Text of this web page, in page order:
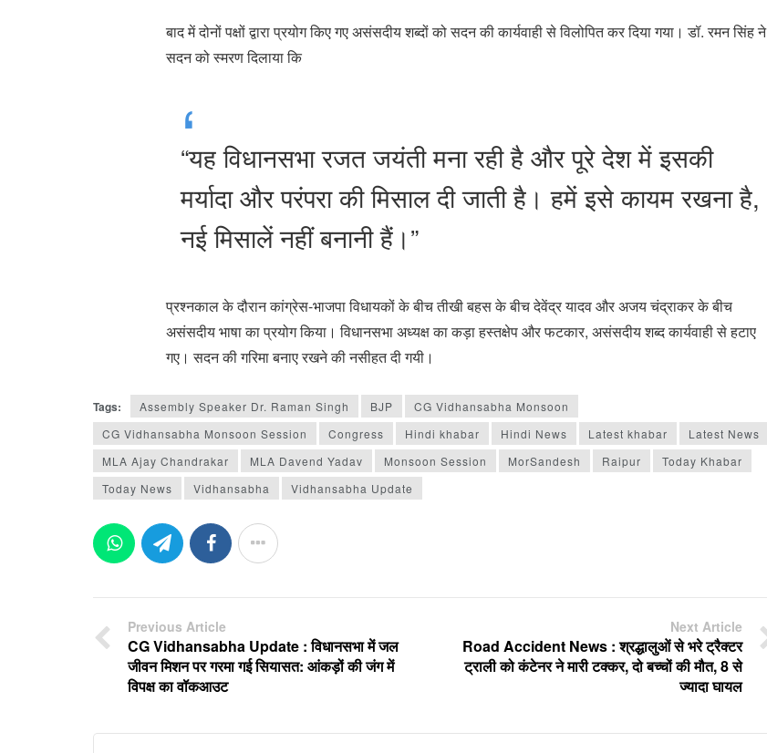
बाद में दोनों पक्षों द्वारा प्रयोग किए गए असंसदीय शब्दों को सदन की कार्यवाही से विलोपित कर दिया गया। डॉ. रमन सिंह ने
सदन को स्मरण दिलाया कि
“यह विधानसभा रजत जयंती मना रही है और पूरे देश में इसकी
मर्यादा और परंपरा की मिसाल दी जाती है। हमें इसे कायम रखना है,
नई मिसालें नहीं बनानी हैं।”
प्रश्नकाल के दौरान कांग्रेस-भाजपा विधायकों के बीच तीखी बहस के बीच देवेंद्र यादव और अजय चंद्राकर के बीच
असंसदीय भाषा का प्रयोग किया। विधानसभा अध्यक्ष का कड़ा हस्तक्षेप और फटकार, असंसदीय शब्द कार्यवाही से हटाए
गए। सदन की गरिमा बनाए रखने की नसीहत दी गयी।
Tags: Assembly Speaker Dr. Raman Singh BJP
CG Vidhansabha Monsoon
CG Vidhansabha Monsoon Session
Congress Hindi khabar Hindi News Latest khabar
Latest News
MLA Ajay Chandrakar
MLA Davend Yadav Monsoon Session MorSandesh Raipur
Today Khabar
Today News
Vidhansabha Vidhansabha Update
Previous Article
CG Vidhansabha Update : विधानसभा में जल
जीवन मिशन पर गरमा गई सियासत: आंकड़ों की जंग में
विपक्ष का वॉकआउट
Next Article
Road Accident News : श्रद्धालुओं से भरे ट्रैक्टर
ट्राली को कंटेनर ने मारी टक्कर, दो बच्चों की मौत, 8 से
ज्यादा घायल